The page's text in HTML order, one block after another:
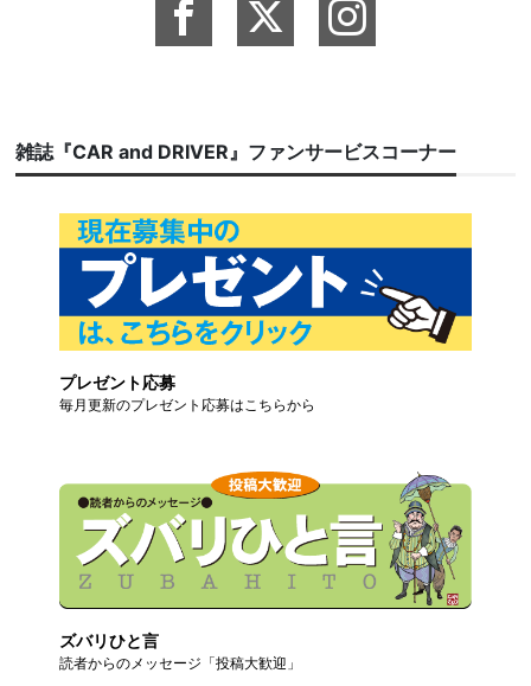
雑誌『CAR and DRIVER』ファンサービスコーナー
プレゼント応募
毎月更新のプレゼント応募はこちらから
ズバリひと言
読者からのメッセージ「投稿大歓迎」